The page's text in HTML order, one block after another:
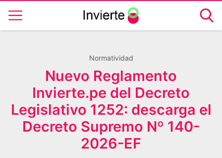
Normatividad
Nuevo Reglamento
Invierte.pe del Decreto
Legislativo 1252: descarga el
Decreto Supremo Nº 140-
2026-EF